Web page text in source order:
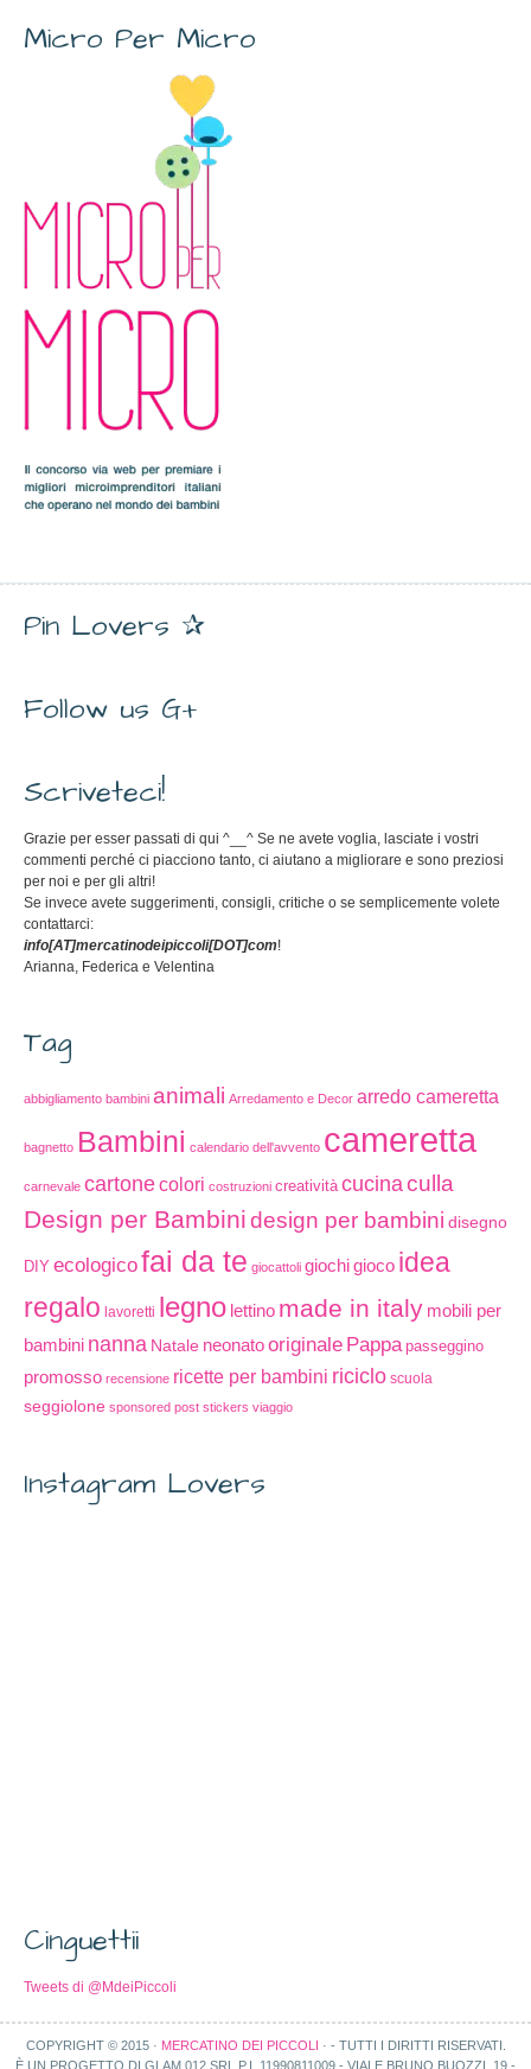
Micro Per Micro
Pin Lovers ✰
Follow us G+
Scriveteci!
Grazie per esser passati di qui ^__^ Se ne avete voglia, lasciate i vostri
commenti perché ci piacciono tanto, ci aiutano a migliorare e sono preziosi
per noi e per gli altri!
Se invece avete suggerimenti, consigli, critiche o se semplicemente volete
contattarci:
info[AT]mercatinodeipiccoli[DOT]com!
Arianna, Federica e Velentina
Tag
abbigliamento bambini animali Arredamento e Decor arredo cameretta
bagnetto Bambini calendario dell'avvento cameretta
carnevale cartonecolori costruzioni creatività cucinaculla
Design per Bambinidesign per bambini disegno
DIY ecologicofai da te giocattoli giochigioco idea
regalo lavoretti legno lettino made in italy mobili per
bambini nanna Natale neonatooriginale Pappa passeggino
promosso recensione ricette per bambini riciclo scuola
seggiolone sponsored post stickers viaggio
Instagram Lovers
Cinguettii
Tweets di @MdeiPiccoli
COPYRIGHT © 2015 · MERCATINO DEI PICCOLI
· - TUTTI I DIRITTI RISERVATI.
È UN PROGETTO DI GLAM 012 SRL P.I. 11990811009 - VIALE BRUNO BUOZZI, 19 -